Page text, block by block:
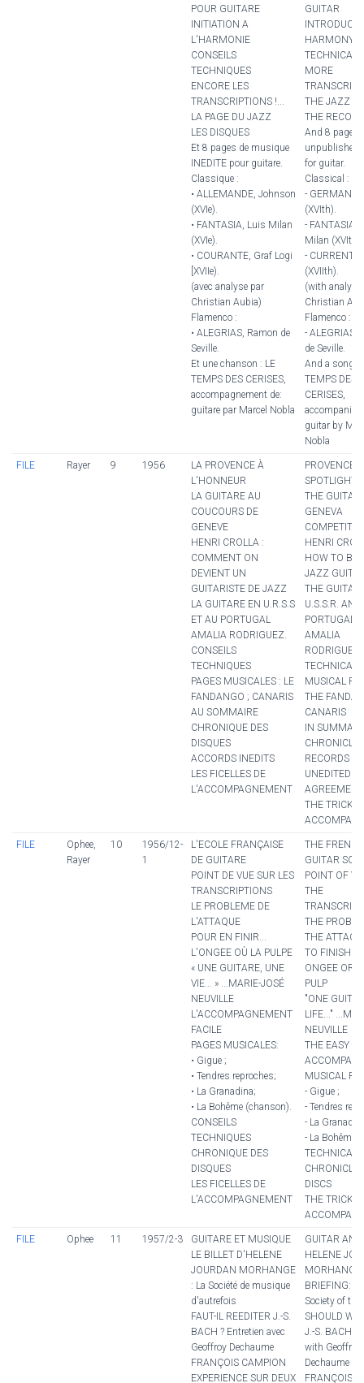
POUR GUITARE
INITIATION A
L'HARMONIE
CONSEILS
TECHNIQUES
ENCORE LES
TRANSCRIPTIONS !...
LA PAGE DU JAZZ
LES DISQUES
Et 8 pages de musique
INEDITE pour guitare.
Classique :
• ALLEMANDE, Johnson
(XVIe).
• FANTASIA, Luis Milan
(XVIe).
• COURANTE, Graf Logi
[XVIIe).
(avec analyse par
Christian Aubia)
Flamenco :
• ALEGRIAS, Ramon de
Seville.
Et une chanson : LE
TEMPS DES CERISES,
accompagnement de:
guitare par Marcel Nobla
GUITAR
HARMONY
TECHNICAL
MORE
THE JAZZ
THE
And 8 pages
unpublished
for guitar.
Classical :
- GERMAN,
(XVIth).
- FANTASIA,
Milan (XVIth).
- CURRENT,
(XVIIth).
(with
Christian
Flamenco :
- ALEGRIAS,
de Seville.
And a song:
TEMPS DES
CERISES,
accompanied
guitar by
Nobla
FILE Rayer 9 1956
LA PROVENCE À
L'HONNEUR
LA GUITARE AU
COUCOURS DE
GENEVE
HENRI CROLLA :
COMMENT ON
DEVIENT UN
GUITARISTE DE JAZZ
LA GUITARE EN U.R.S.S
ET AU PORTUGAL
AMALIA RODRIGUEZ.
CONSEILS
TECHNIQUES
PAGES MUSICALES : LE
FANDANGO ; CANARIS
AU SOMMAIRE
CHRONIQUE DES
DISQUES
ACCORDS INEDITS
LES FICELLES DE
L'ACCOMPAGNEMENT
PROVENCE
SPOTLIGHT
THE GUITAR
GENEVA
HENRI
HOW TO
JAZZ
THE GUITAR
U.S.S.R. AND
PORTUGAL
AMALIA
RODRIGUEZ.
TECHNICAL
MUSICAL
THE
CANARIS
IN
CHRONICLE
RECORDS
UNEDITED
THE TRICKS
FILE
Ophee,
Rayer
10
1956/12-
1
L'ECOLE FRANÇAISE
DE GUITARE
POINT DE VUE SUR LES
TRANSCRIPTIONS
LE PROBLEME DE
L'ATTAQUE
POUR EN FINIR...
L'ONGEE OÙ LA PULPE
« UNE GUITARE, UNE
VIE... » ...MARIE-JOSÉ
NEUVILLE
L'ACCOMPAGNEMENT
FACILE
PAGES MUSICALES:
• Gigue ;
• Tendres reproches;
• La Granadina;
• La Bohême (chanson).
CONSEILS
TECHNIQUES
CHRONIQUE DES
DISQUES
LES FICELLES DE
L'ACCOMPAGNEMENT
THE FRENCH
GUITAR
POINT OF
THE
THE
THE ATTACK
TO FINISH...
ONGEE OR
PULP
"ONE
LIFE..."
NEUVILLE
THE EASY
MUSICAL
- Gigue ;
- Tendres
- La
- La Bohême
TECHNICAL
CHRONICLE
DISCS
THE TRICKS
FILE Ophee 11 1957/2-3
GUITARE ET MUSIQUE
LE BILLET D'HELENE
JOURDAN MORHANGE
: La Société de musique
d'autrefois
FAUT-IL REEDITER J.-S.
BACH ? Entretien avec
Geoffroy Dechaume
FRANÇOIS CAMPION
EXPERIENCE SUR DEUX
GUITAR
HELENE
BRIEFING:
Society of
SHOULD WE
J.-S. BACH?
with Geoffroy
Dechaume
FRANÇOIS